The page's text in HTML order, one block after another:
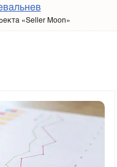
«Seller Moon»